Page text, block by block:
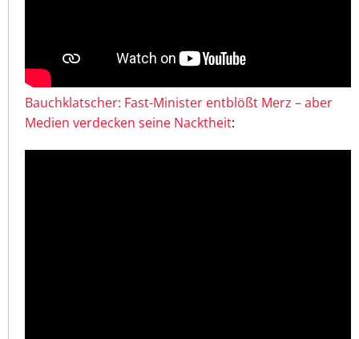
Bauchklatscher: Fast-Minister entblößt Merz – aber
Medien verdecken seine Nacktheit: